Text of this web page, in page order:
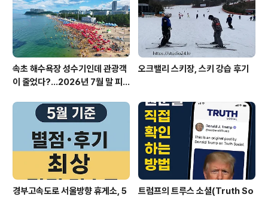
시 영랑해안7길 18대표 메뉴: 꽃발문어삼합(2인 45,000
원/3~..
속초 해수욕장 성수기인데 관광객
이 줄었다?…2026년 7월 말 피
오크밸리 스키장, 스키 강습 후기
경부고속도로 서울방향 휴게소, 5
트럼프의 트루스 소셜(Truth So